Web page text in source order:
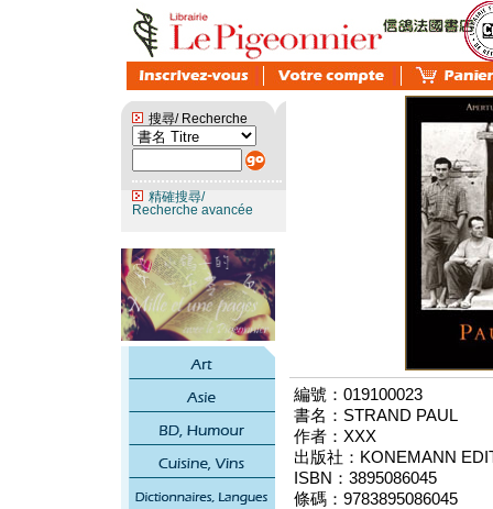
搜尋/ Recherche
精確搜尋/
Recherche avancée
編號：019100023
書名：STRAND PAUL
作者：XXX
出版社：KONEMANN
ISBN：3895086045
條碼：9783895086045